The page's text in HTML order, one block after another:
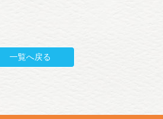
一覧へ戻る